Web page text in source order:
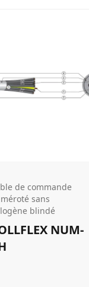
de commande
sans
blindé
NUM-